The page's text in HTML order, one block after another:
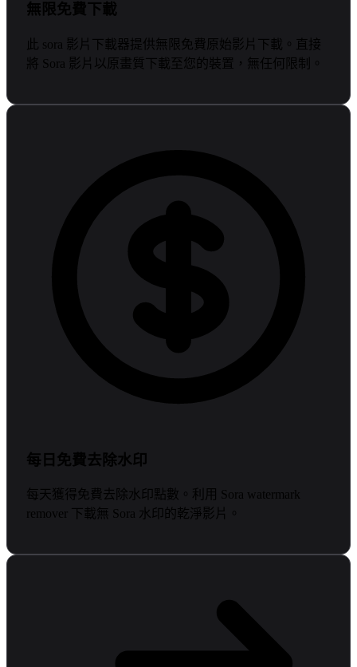
無限免費下載
此 sora 影片下載器提供無限免費原始影片下載。直接
將 Sora 影片以原畫質下載至您的裝置，無任何限制。
每日免費去除水印
每天獲得免費去除水印點數。利用 Sora watermark
remover 下載無 Sora 水印的乾淨影片。